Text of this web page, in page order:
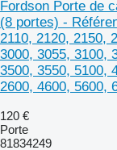
Fordson Porte de
(8 portes) -
2110, 2120, 2150,
3000, 3055, 3100,
3500, 3550, 5100,
2600, 4600, 5600,
120 €
Porte
81834249